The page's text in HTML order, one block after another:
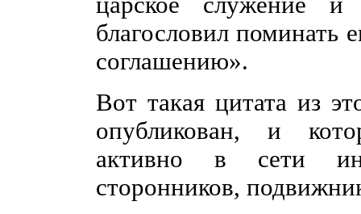
благословил поминать
соглашению».
Вот такая цитата из
опубликован, и
активно в сети
сторонников,